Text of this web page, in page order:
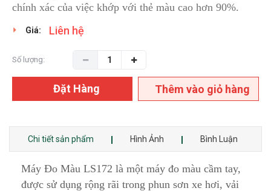
chính xác của việc khớp với thẻ màu cao hơn 90%.
Giá: Liên hệ
Số lượng:
Đặt Hàng Thêm vào giỏ hàng
Chi tiết sản phẩm Hình Ảnh Bình Luận
Máy Đo Màu LS172 là một máy đo màu cầm tay,
được sử dụng rộng rãi trong phun sơn xe hơi, vải